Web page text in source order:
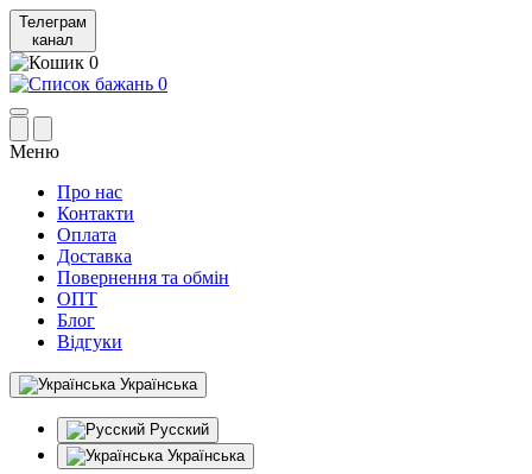
Телеграм
канал
0
0
Меню
Про нас
Контакти
Оплата
Доставка
Повернення та обмін
ОПТ
Блог
Відгуки
Українська
Русский
Українська